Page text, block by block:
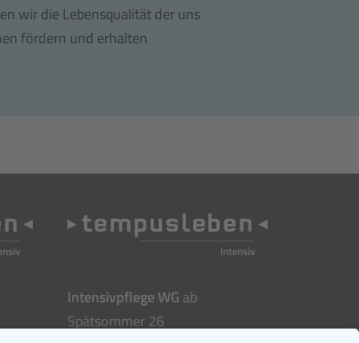
wir die Lebensqualität der uns
fördern und erhalten
Intensivpflege WG ab
Spätsommer 26